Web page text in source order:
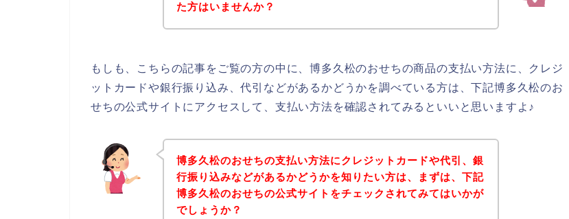
た方はいませんか？
もしも、こちらの記事をご覧の方の中に、博多久松のおせちの商品の支払い方法に、クレジ
ットカードや銀行振り込み、代引などがあるかどうかを調べている方は、下記博多久松のお
せちの公式サイトにアクセスして、支払い方法を確認されてみるといいと思いますよ♪
博多久松のおせちの支払い方法にクレジットカードや代引、銀
行振り込みなどがあるかどうかを知りたい方は、まずは、下記
博多久松のおせちの公式サイトをチェックされてみてはいかが
でしょうか？